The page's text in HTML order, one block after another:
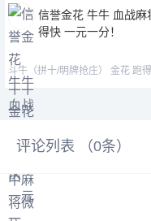
信誉金花 牛牛 血战麻
得快 一元一分！
斗牛（拼十/明牌抢庄） 金花 跑得快 血
战麻将 德州扑克➕
评论列表 （0条）